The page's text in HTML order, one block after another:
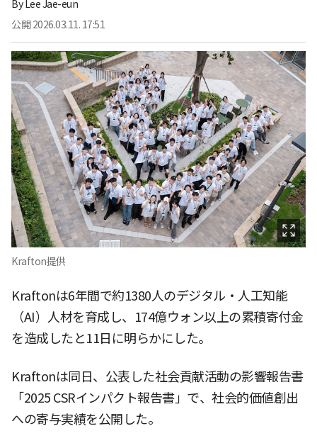
By Lee Jae-eun
公開 2026.03.11. 17:51
Krafton提供
Kraftonは6年間で約1380人のデジタル・人工知能
（AI）人材を育成し、174億ウォン以上の累積寄付金
を造成したと11日に明らかにした。
Kraftonは同日、公表した社会貢献活動の影響報告書
「2025 CSRインパクト報告書」で、社会的価値創出
への寄与実績を公開した。